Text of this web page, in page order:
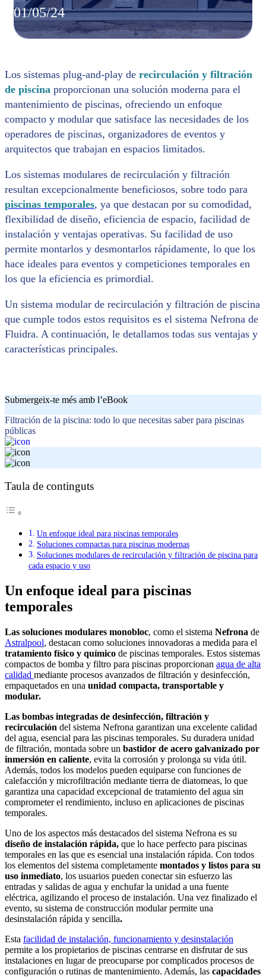
01/05/24
Los sistemas plug-and-play de recirculación y filtración
de piscina proporcionan una solución moderna para el
mantenimiento de piscinas, ofreciendo un enfoque
compacto y modular que satisface las necesidades de los
operadores de piscinas, organizadores de eventos y
arquitectos que trabajan en espacios limitados.
Los sistemas modulares de recirculación y filtración
resultan excepcionalmente beneficiosos, sobre todo para
piscinas temporales, ya que destacan por su comodidad,
flexibilidad de diseño, eficiencia de espacio, facilidad de
instalación y ventajas operativas. Su facilidad de uso
permite montarlos y desmontarlos rápidamente, lo que los
hace ideales para eventos y competiciones temporales en
los que la eficiencia es primordial.
Un sistema modular de recirculación y filtración de piscina
que cumple todos estos requisitos es el sistema Nefrona de
Fluidra. A continuación, le detallamos todas sus ventajas y
características principales.
Submergeix-te més amb l’eBook
Filtración de la piscina: todo lo que necesitas saber para piscinas
públicas
Taula de continguts
Un enfoque ideal para piscinas temporales
Soluciones compactas para piscinas modernas
Soluciones modulares de recirculación y filtración de piscina para
cada espacio y uso
Un enfoque ideal para piscinas
temporales
Las soluciones modulares monobloc, como el sistema Nefrona de
Astralpool, destacan como soluciones innovadoras a medida para el
tratamiento físico y químico de piscinas temporales. Estos sistemas
compactos de bomba y filtro para piscinas proporcionan agua de alta
calidad mediante procesos avanzados de filtración y desinfección,
empaquetados en una unidad compacta, transportable y
modular.
Las bombas integradas de desinfección, filtración y
recirculación del sistema Nefrona garantizan una excelente calidad
del agua, esencial para las piscinas temporales. Su duradera unidad
de filtración, montada sobre un bastidor de acero galvanizado por
inmersión en caliente, evita la corrosión y prolonga su vida útil.
Además, todos los modelos pueden equiparse con funciones de
calefacción y microfiltración mediante tierra de diatomeas, lo que
garantiza una capacidad excepcional de tratamiento del agua sin
comprometer el rendimiento, incluso en aplicaciones de piscinas
temporales.
Uno de los aspectos más destacados del sistema Nefrona es su
diseño de instalación rápida, que lo hace perfecto para piscinas
temporales en las que es esencial una instalación rápida. Con todos
los elementos del sistema completamente montados y listos para su
uso inmediato, los usuarios pueden conectar sin esfuerzo las
entradas y salidas de agua y enchufar la unidad a una fuente
eléctrica, agilizando el proceso de instalación. Una vez finalizado el
evento, su sistema de construcción modular permite una
desinstalación rápida y sencilla.
Esta facilidad de instalación, funcionamiento y desinstalación
permite a los propietarios de piscinas centrarse en disfrutar de sus
instalaciones en lugar de preocuparse por complicados procesos de
configuración o rutinas de mantenimiento. Además, las capacidades